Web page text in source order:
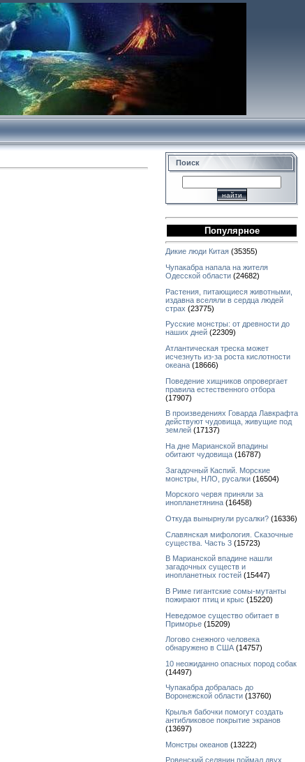
Поиск
Популярное
Дикие люди Китая (35355)
Чупакабра напала на жителя
Одесской области (24682)
Растения, питающиеся животными,
издавна вселяли в сердца людей
страх (23775)
Русские монстры: от древности до
наших дней (22309)
Атлантическая треска может
исчезнуть из-за роста кислотности
океана (18666)
Поведение хищников опровергает
правила естественного отбора
(17907)
В произведениях Говарда Лавкрафта
действуют чудовища, живущие под
землей (17137)
На дне Марианской впадины
обитают чудовища (16787)
Загадочный Каспий. Морские
монстры, НЛО, русалки (16504)
Морского червя приняли за
инопланетянина (16458)
Откуда вынырнули русалки? (16336)
Славянская мифология. Сказочные
существа. Часть 3 (15723)
В Марианской впадине нашли
загадочных существ и
инопланетных гостей (15447)
В Риме гигантские сомы-мутанты
пожирают птиц и крыс (15220)
Неведомое существо обитает в
Приморье (15209)
Логово снежного человека
обнаружено в США (14757)
10 неожиданно опасных пород собак
(14497)
Чупакабра добралась до
Воронежской области (13760)
Крылья бабочки помогут создать
антибликовое покрытие экранов
(13697)
Монстры океанов (13222)
Ровенский селянин поймал двух